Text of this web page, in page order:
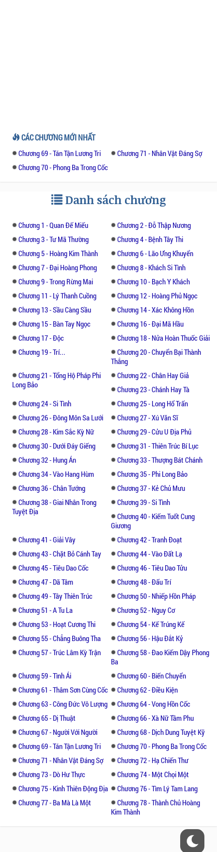
CÁC CHƯƠNG MỚI NHẤT
Chương 69 - Tán Tận Lương Tri
Chương 71 - Nhân Vật Đáng Sợ
Chương 70 - Phong Ba Trong Cốc
Danh sách chương
Chương 1 - Quan Đế Miếu
Chương 2 - Đỗ Thập Nương
Chương 3 - Tư Mã Thường
Chương 4 - Bệnh Tây Thi
Chương 5 - Hoàng Kim Thành
Chương 6 - Lão Ưng Khuyển
Chương 7 - Đại Hoàng Phong
Chương 8 - Khách Si Tình
Chương 9 - Trong Rừng Mai
Chương 10 - Bạch Y Khách
Chương 11 - Lý Thanh Cuồng
Chương 12 - Hoàng Phủ Ngọc
Chương 13 - Sầu Càng Sầu
Chương 14 - Xác Không Hồn
Chương 15 - Bàn Tay Ngọc
Chương 16 - Đại Mã Hầu
Chương 17 - Độc
Chương 18 - Nửa Hoàn Thuốc Giải
Chương 19 - Trí...
Chương 20 - Chuyển Bại Thành
Thắng
Chương 21 - Tổng Hộ Pháp Phi
Long Bảo
Chương 22 - Chân Hay Giả
Chương 23 - Chánh Hay Tà
Chương 24 - Si Tình
Chương 25 - Long Hổ Trấn
Chương 26 - Đông Môn Sa Lưới
Chương 27 - Xú Văn Sĩ
Chương 28 - Kim Sắc Kỳ Nữ
Chương 29 - Cửu U Địa Phủ
Chương 30 - Dưới Đáy Giếng
Chương 31 - Thiên Trúc Bí Lục
Chương 32 - Hung Án
Chương 33 - Thượng Bát Chánh
Chương 34 - Vào Hang Hùm
Chương 35 - Phi Long Bảo
Chương 36 - Chân Tướng
Chương 37 - Kẻ Chủ Mưu
Chương 38 - Giai Nhân Trong
Tuyệt Địa
Chương 39 - Si Tình
Chương 40 - Kiếm Tuốt Cung
Giương
Chương 41 - Giải Vây
Chương 42 - Tranh Đoạt
Chương 43 - Chặt Bỏ Cánh Tay
Chương 44 - Vào Đất Lạ
Chương 45 - Tiêu Dao Cốc
Chương 46 - Tiêu Dao Tửu
Chương 47 - Dã Tâm
Chương 48 - Đấu Trí
Chương 49 - Tây Thiên Trúc
Chương 50 - Nhiếp Hồn Pháp
Chương 51 - A Tu La
Chương 52 - Nguy Cơ
Chương 53 - Hoạt Cương Thi
Chương 54 - Kế Trúng Kế
Chương 55 - Chẳng Buông Tha
Chương 56 - Hậu Đắt Kỷ
Chương 57 - Trúc Lâm Kỳ Trận
Chương 58 - Đao Kiếm Dậy Phong
Ba
Chương 59 - Tình Ái
Chương 60 - Biến Chuyển
Chương 61 - Thâm Sơn Cùng Cốc
Chương 62 - Điều Kiện
Chương 63 - Công Đức Vô Lượng
Chương 64 - Vong Hồn Cốc
Chương 65 - Dị Thuật
Chương 66 - Xà Nữ Tầm Phu
Chương 67 - Người Với Người
Chương 68 - Dịch Dung Tuyệt Kỹ
Chương 69 - Tán Tận Lương Tri
Chương 70 - Phong Ba Trong Cốc
Chương 71 - Nhân Vật Đáng Sợ
Chương 72 - Hạ Chiến Thư
Chương 73 - Dò Hư Thực
Chương 74 - Một Chọi Một
Chương 75 - Kinh Thiên Động Địa
Chương 76 - Tìm Lý Tam Lang
Chương 77 - Ba Mà Là Một
Chương 78 - Thành Chủ Hoàng
Kim Thành